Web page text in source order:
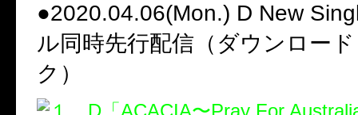
●2020.04.06(Mon.) D New
ル同時先行配信（ダウンロー
ク）